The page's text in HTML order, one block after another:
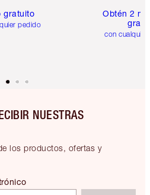
gratuito
pedido
Obtén 2
gratis
con
NUESTRAS
los productos, ofertas y